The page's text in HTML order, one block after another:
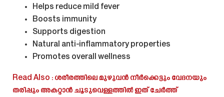
Helps reduce mild fever
Boosts immunity
Supports digestion
Natural anti-inflammatory properties
Promotes overall wellness
Read Also : ശരീരത്തിലെ മുഴുവൻ നീർക്കെട്ടും വേദനയും
തരിപ്പും അകറ്റാൻ ചൂടുവെള്ളത്തിൽ ഇത് ചേർത്ത്